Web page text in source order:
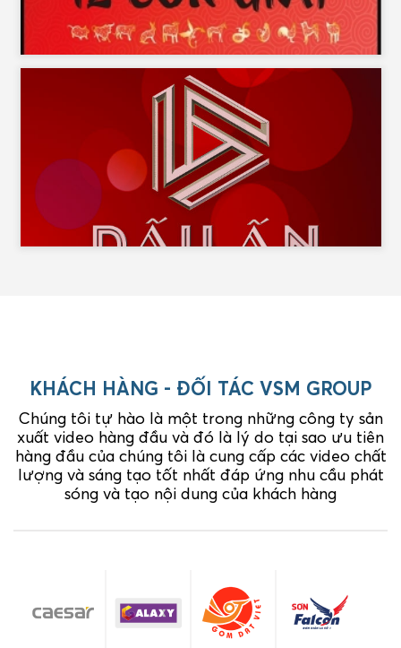
KHÁCH HÀNG - ĐỐI TÁC VSM GROUP
Chúng tôi tự hào là một trong những công ty sản
xuất video hàng đầu và đó là lý do tại sao ưu tiên
hàng đầu của chúng tôi là cung cấp các video chất
lượng và sáng tạo tốt nhất đáp ứng nhu cầu phát
sóng và tạo nội dung của khách hàng